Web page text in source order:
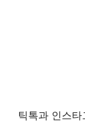
틱톡과 인스